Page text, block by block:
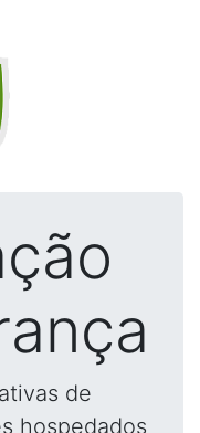
de
hospedados